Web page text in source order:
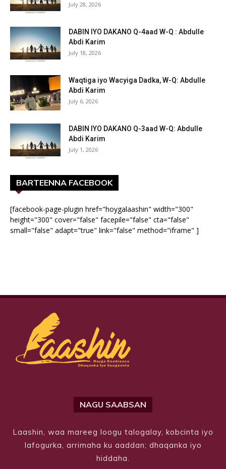
July 28, 2026
DABIN IYO DAKANO Q-4aad W-Q : Abdulle
Abdi Karim
July 18, 2026
Waqtiga iyo Wacyiga Dadka, W-Q: Abdulle
Abdi Karim
July 6, 2026
DABIN IYO DAKANO Q-3aad W-Q: Abdulle
Abdi Karim
July 1, 2026
BARTEENNA FACEBOOK
[facebook-page-plugin href="hoygalaashin" width="300"
height="300" cover="false" facepile="false" cta="false"
small="false" adapt="true" link="false" method="iframe" ]
NAGU SAABSAN
Laashin, waa mareeg loogu talogalay, kobcinta iyo
lafogurka, arrimaha ku aaddan; dhaqanka iyo
hiddaha.